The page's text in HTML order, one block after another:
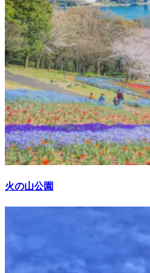
火の山公園